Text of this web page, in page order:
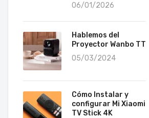
06/01/2026
Hablemos del
Proyector Wanbo TT
05/03/2024
Cómo Instalar y
configurar Mi Xiaomi
TV Stick 4K